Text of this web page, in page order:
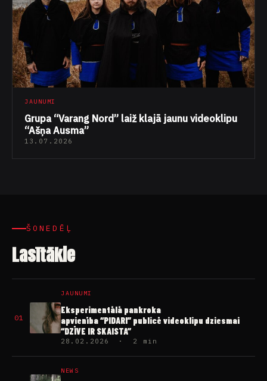
JAUNUMI
Grupa “Varang Nord” laiž klajā jaunu videoklipu
“Ašņa Ausma”
13.07.2026
ŠONEDĒĻ
Lasītākie
01
JAUNUMI
Eksperimentālā pankroka
apvienība “PIDARI” publicē videoklipu dziesmai
“DZĪVE IR SKAISTA”
28.02.2026 · 2 min
NEWS